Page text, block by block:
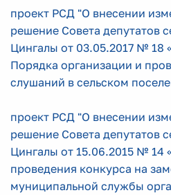
проект РСД "О внесении
решение Совета депутатов
Цингалы от 03.05.2017 № 18
Порядка организации и
слушаний в сельском
проект РСД "О внесении
решение Совета депутатов
Цингалы от 15.06.2015 № 14
проведения конкурса на
муниципальной службы